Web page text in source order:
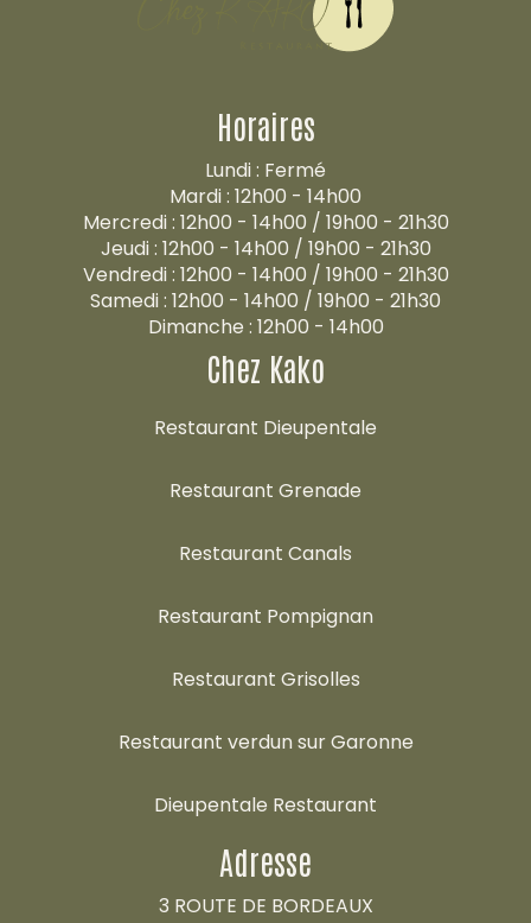
Horaires
Lundi : Fermé
Mardi : 12h00 - 14h00
Mercredi : 12h00 - 14h00 / 19h00 - 21h30
Jeudi : 12h00 - 14h00 / 19h00 - 21h30
Vendredi : 12h00 - 14h00 / 19h00 - 21h30
Samedi : 12h00 - 14h00 / 19h00 - 21h30
Dimanche : 12h00 - 14h00
Chez Kako
Restaurant Dieupentale
Restaurant Grenade
Restaurant Canals
Restaurant Pompignan
Restaurant Grisolles
Restaurant verdun sur Garonne
Dieupentale Restaurant
Adresse
3 ROUTE DE BORDEAUX